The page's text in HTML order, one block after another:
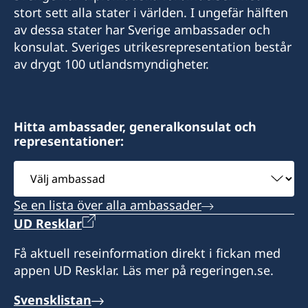
stort sett alla stater i världen. I ungefär hälften
av dessa stater har Sverige ambassader och
konsulat. Sveriges utrikesrepresentation består
av drygt 100 utlandsmyndigheter.
Hitta ambassader, generalkonsulat och
representationer:
Välj
ambassad
Se en lista över alla ambassader
UD Resklar
Få aktuell reseinformation direkt i fickan med
appen UD Resklar. Läs mer på regeringen.se.
Svensklistan